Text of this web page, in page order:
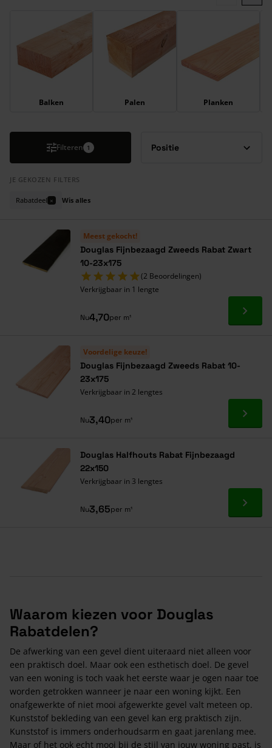
Druk om carrousel over te slaan
Balken Palen Planken
Filteren 1
JE GEKOZEN FILTERS
Rabatdeel × Wis alles
Meest gekocht!
Douglas Fijnbezaagd Zweeds Rabat Zwart
10-23x175
(2 Beoordelingen)
Verkrijgbaar in 1 lengte
Nu4,70per m¹ Ga
Voordelige keuze!
Douglas Fijnbezaagd Zweeds Rabat 10-
23x175
Verkrijgbaar in 2 lengtes
Nu3,40per m¹ Ga
Douglas Halfhouts Rabat Fijnbezaagd
22x150
Verkrijgbaar in 3 lengtes
Nu3,65per m¹ Ga
Waarom kiezen voor Douglas
Rabatdelen?
De afwerking van een gevel dient uiteraard niet alleen voor
een praktisch doel. Maar ook een esthetisch doel. De gevel
van een woning is toch vaak het eerste waar je ogen naar toe
worden getrokken wanneer je naar een woning kijkt. Een
onafgewerkte of niet mooi afgewerkte gevel valt meteen op.
Kunststof bekleding van een gevel kan erg praktisch zijn.
Kunststof is immers onderhoudsarm en gaat jarenlang mee.
Maar of het ook echt mooi bij de stijl van jouw woning past, is